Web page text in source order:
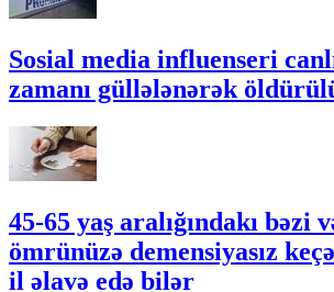
Sosial media influenseri
zamanı güllələnərək
45-65 yaş aralığındakı bəzi
ömrünüzə demensiyasız
il əlavə edə bilər